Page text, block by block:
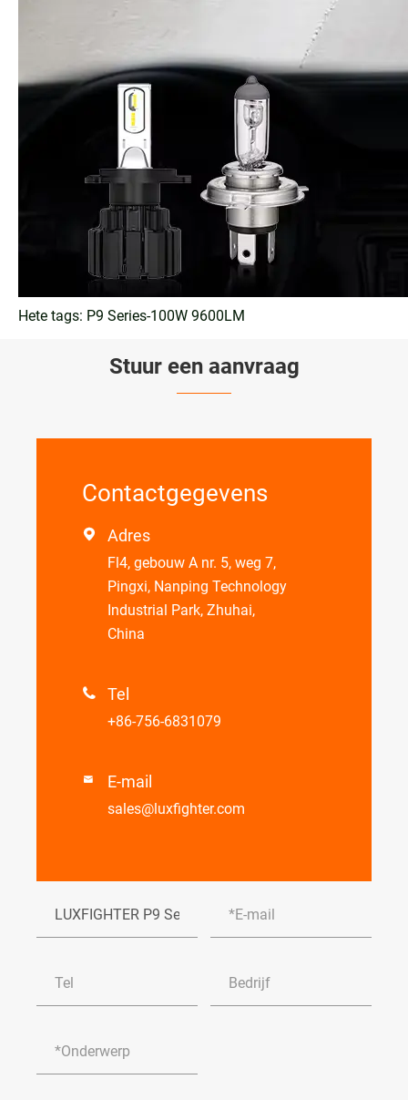
Hete tags: P9 Series-100W 9600LM
Stuur een aanvraag
Contactgegevens
 Adres
Fl4, gebouw A nr. 5, weg 7,
Pingxi, Nanping Technology
Industrial Park, Zhuhai,
China
 Tel
+86-756-6831079
 E-mail
sales@luxfighter.com